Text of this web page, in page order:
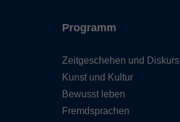
Programm
Zeitgeschehen und Diskurs
Kunst und Kultur
Bewusst leben
Fremdsprachen